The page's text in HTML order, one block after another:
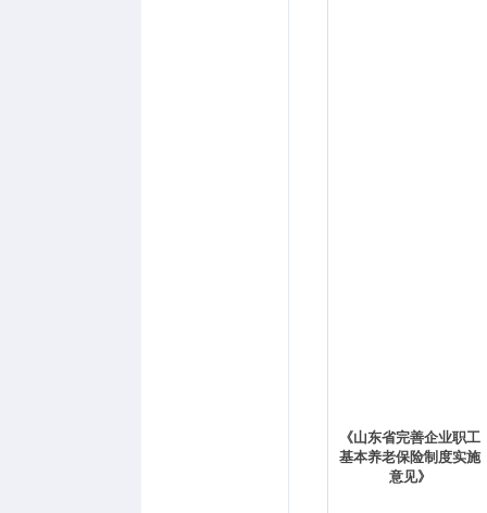
《山东省完善企业职工
基本养老保险制度实施
意见》